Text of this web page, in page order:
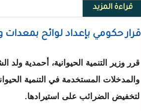
قراءة المزيدحول أحمد ولد داداه يستدعي
قرار حكومي بإعداد لوائح بمعدات
قرر وزير التنمية الحيوانية، أحمدية ولد
والمدخلات المستخدمة في التنمية
لتخفيض الضرائب على استيرادها.